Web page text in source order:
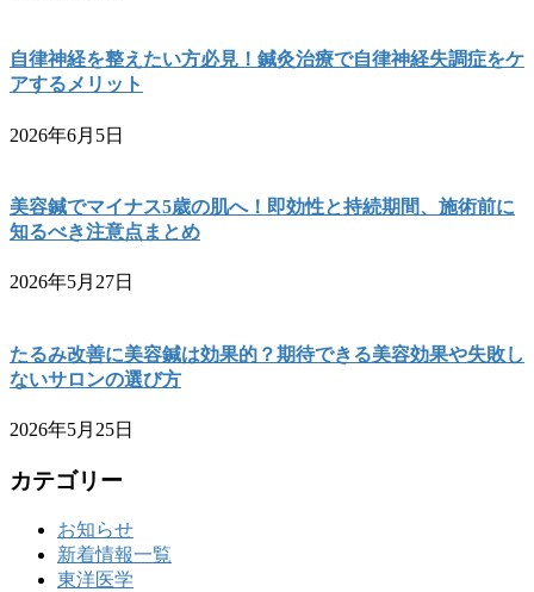
自律神経を整えたい方必見！鍼灸治療で自律神経失調症をケ
アするメリット
2026年6月5日
美容鍼でマイナス5歳の肌へ！即効性と持続期間、施術前に
知るべき注意点まとめ
2026年5月27日
たるみ改善に美容鍼は効果的？期待できる美容効果や失敗し
ないサロンの選び方
2026年5月25日
カテゴリー
お知らせ
新着情報一覧
東洋医学